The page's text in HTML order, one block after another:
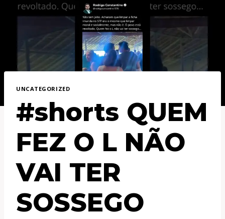
UNCATEGORIZED
#shorts QUEM
FEZ O L NÃO
VAI TER
SOSSEGO